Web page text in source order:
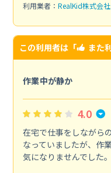
利用業者： RealKid株式会社
この利用者は「 また
作業中が静か
4.0
在宅で仕事をしながら
なっていましたが、作
気になりませんでした。